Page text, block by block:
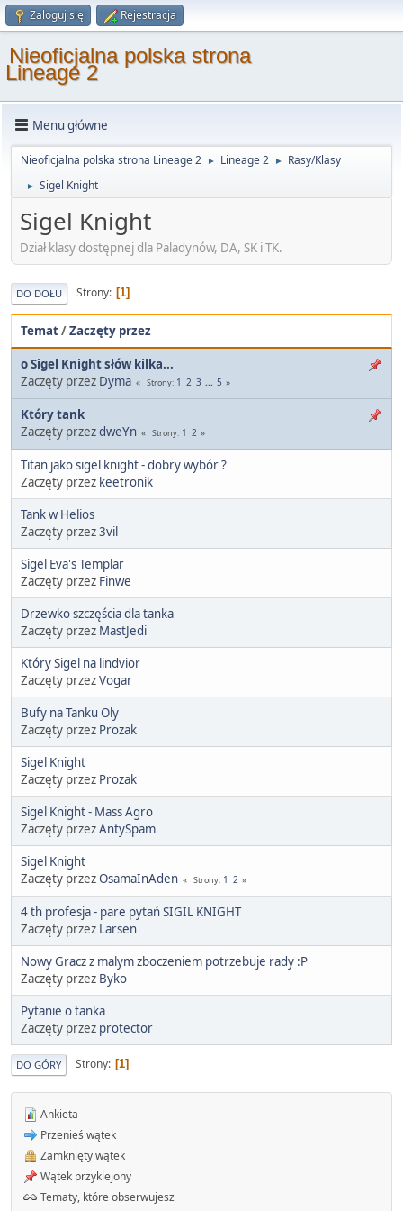
Zaloguj się Rejestracja
Nieoficjalna polska strona
Lineage 2
Menu główne
Nieoficjalna polska strona Lineage 2 ► Lineage 2 ► Rasy/Klasy
► Sigel Knight
Sigel Knight
Dział klasy dostępnej dla Paladynów, DA, SK i TK.
DO DOŁU Strony 1
Temat/Zaczęty przez
o Sigel Knight słów kilka...
Zaczęty przez Dyma Strony 1 2 3 ... 5
Który tank
Zaczęty przezdweYn Strony 1 2
Titan jako sigel knight - dobry wybór ?
Zaczęty przez keetronik
Tank w Helios
Zaczęty przez3vil
Sigel Eva's Templar
Zaczęty przez Finwe
Drzewko szczęścia dla tanka
Zaczęty przez MastJedi
Który Sigel na lindvior
Zaczęty przezVogar
Bufy na Tanku Oly
Zaczęty przez Prozak
Sigel Knight
Zaczęty przez Prozak
Sigel Knight - Mass Agro
Zaczęty przezAntySpam
Sigel Knight
Zaczęty przezOsamaInAden Strony 1 2
4 th profesja - pare pytań SIGIL KNIGHT
Zaczęty przez Larsen
Nowy Gracz z malym zboczeniem potrzebuje rady :P
Zaczęty przez Byko
Pytanie o tanka
Zaczęty przez protector
DO GÓRY Strony 1
Ankieta
Przenieś wątek
Zamknięty wątek
Wątek przyklejony
Tematy, które obserwujesz